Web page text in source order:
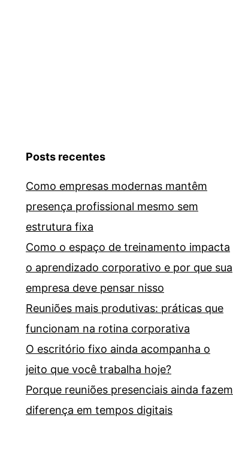
Posts recentes
Como empresas modernas mantêm
presença profissional mesmo sem
estrutura fixa
Como o espaço de treinamento impacta
o aprendizado corporativo e por que sua
empresa deve pensar nisso
Reuniões mais produtivas: práticas que
funcionam na rotina corporativa
O escritório fixo ainda acompanha o
jeito que você trabalha hoje?
Porque reuniões presenciais ainda fazem
diferença em tempos digitais